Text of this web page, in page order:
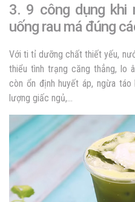
3. 9 công dụng khi
uống rau má đúng
Với ti tỉ dưỡng chất thiết yếu,
thiểu tình trạng căng thẳng, lo
còn ổn định huyết áp, ngừa
lượng giấc ngủ,…